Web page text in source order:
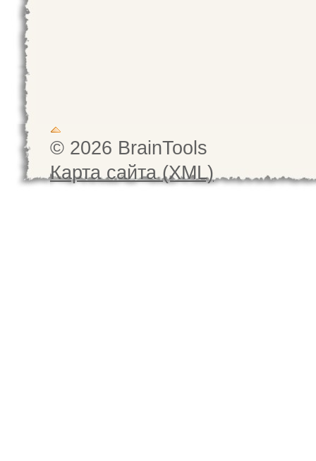
© 2026 BrainTools
Карта сайта (XML)